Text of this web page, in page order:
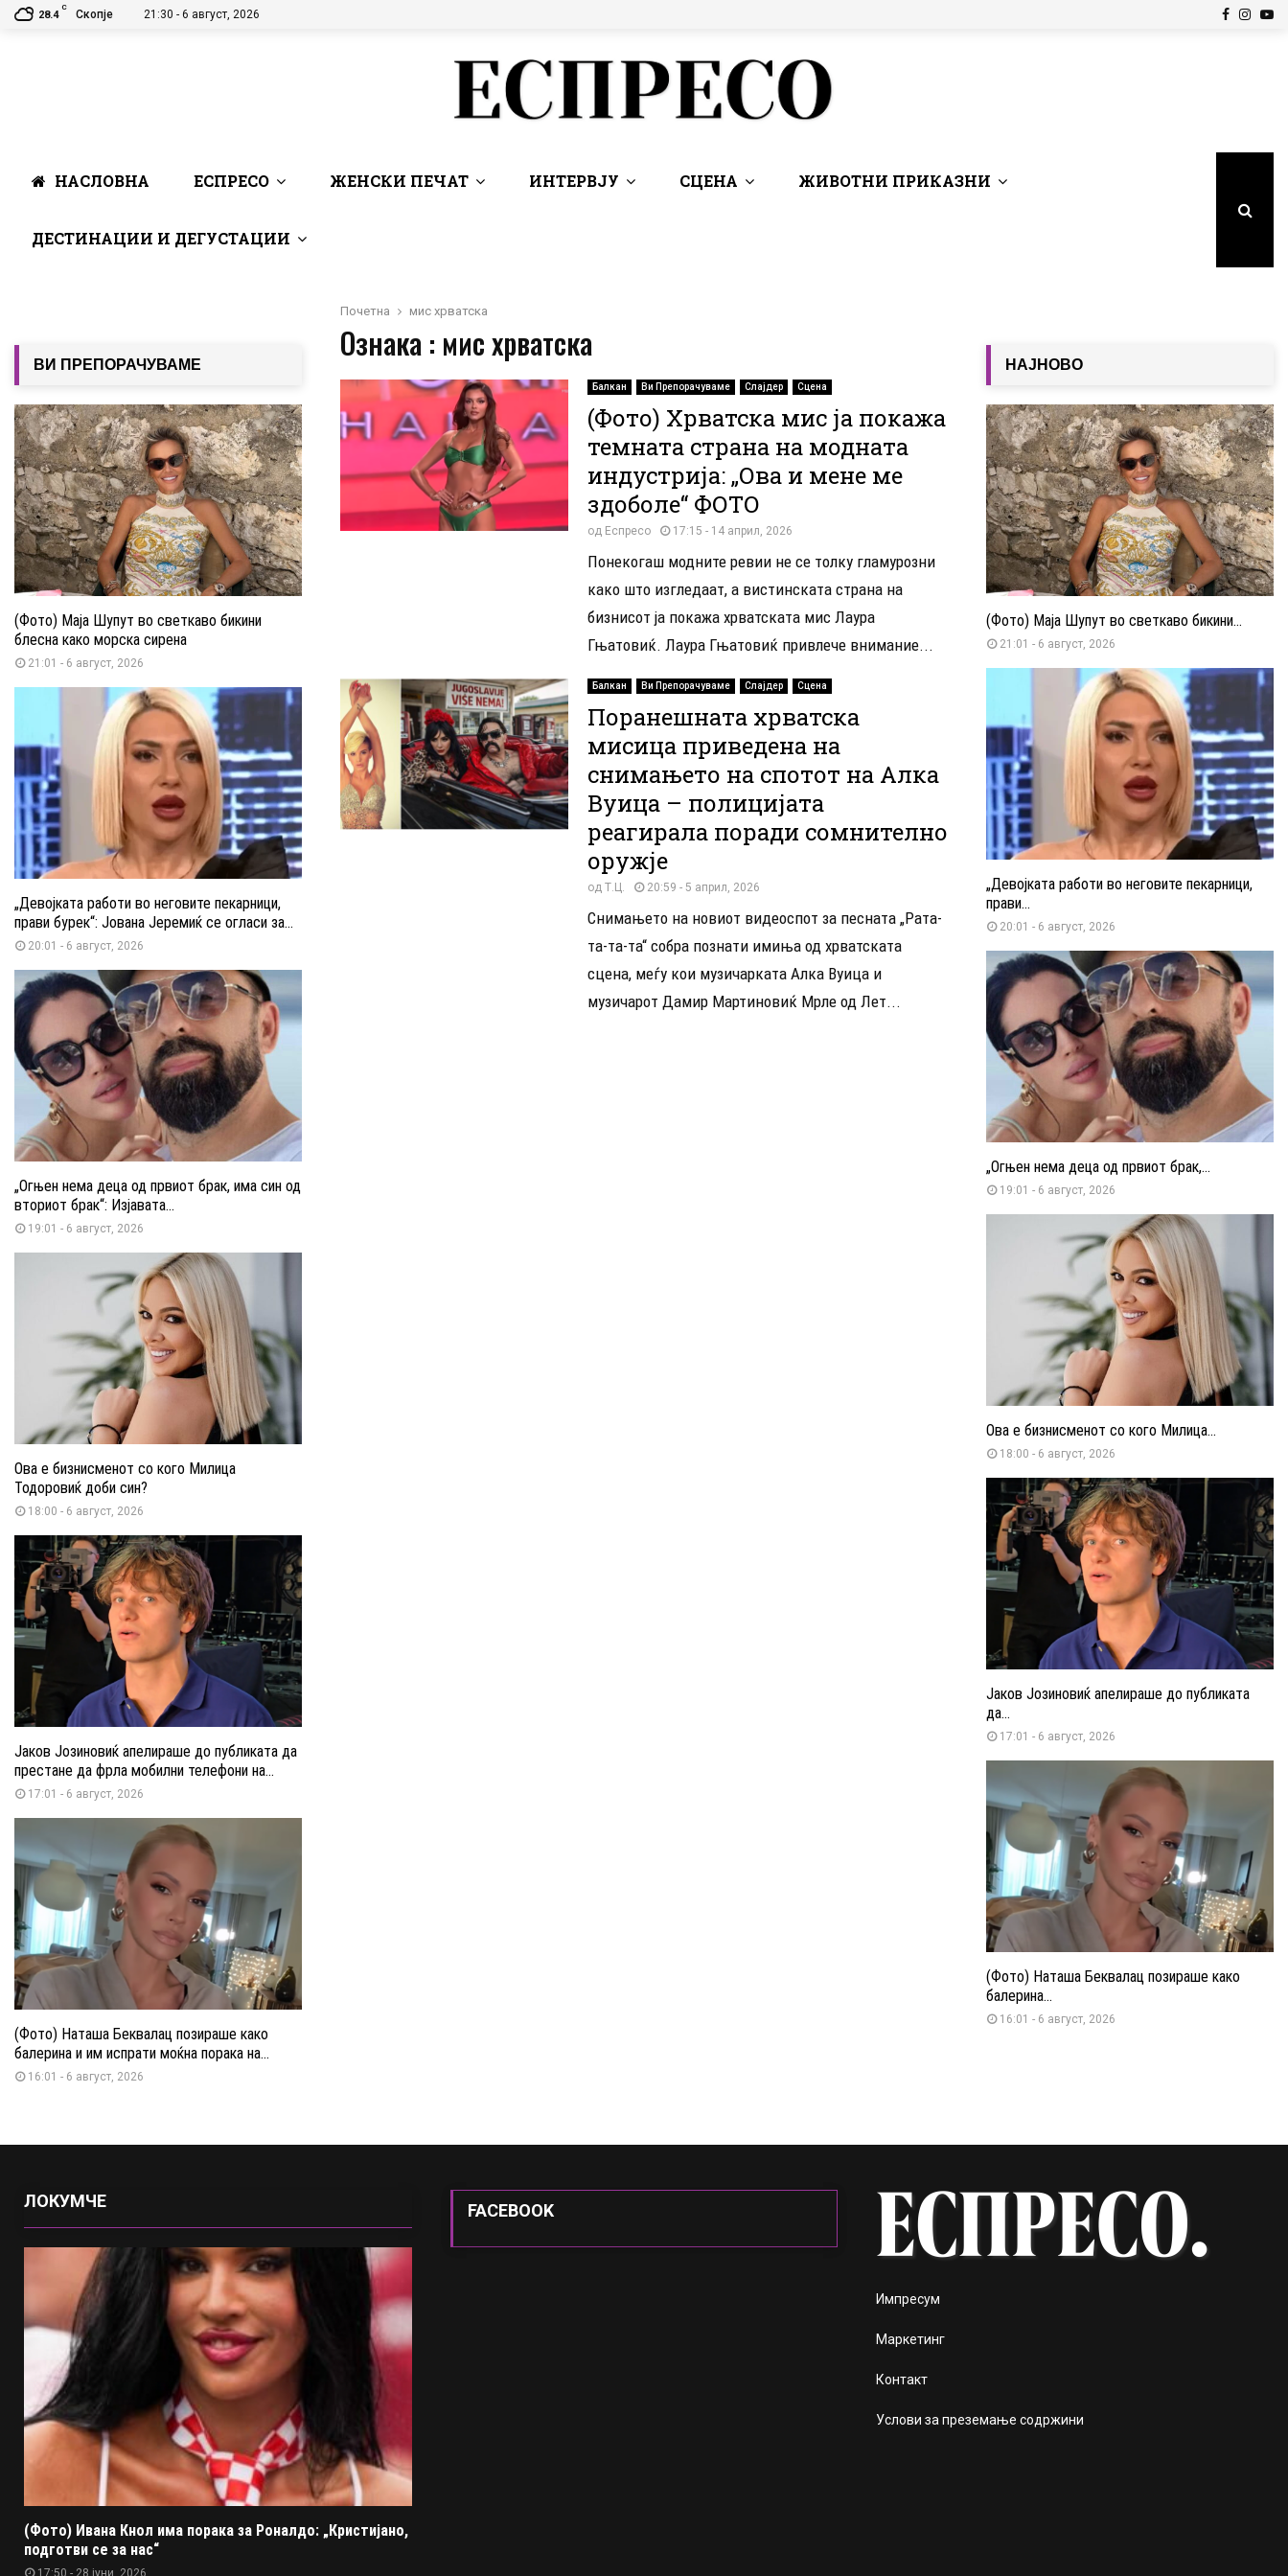
28.4
C
Скопје 21:30 - 6 август, 2026 Facebook
НАСЛОВНА ЕСПРЕСО ЖЕНСКИ ПЕЧАТ ИНТЕРВЈУ СЦЕНА ЖИВОТНИ ПРИКАЗНИ
ДЕСТИНАЦИИ И ДЕГУСТАЦИИ
Почетна мис хрватска
Ознака : мис хрватска
Балкан Ви Препорачуваме Слајдер Сцена
(Фото) Хрватска мис ја покажа
темната страна на модната
индустрија: „Ова и мене ме
здоболе“ ФОТО
од Еспресо 17:15 - 14 април, 2026
Понекогаш модните ревии не се толку гламурозни
како што изгледаат, а вистинската страна на
бизнисот ја покажа хрватската мис Лаура
Гњатовиќ. Лаура Гњатовиќ привлече внимание...
Балкан Ви Препорачуваме Слајдер Сцена
Поранешната хрватска
мисица приведена на
снимањето на спотот на Алка
Вуица – полицијата
реагирала поради сомнително
оружје
од Т.Ц. 20:59 - 5 април, 2026
Снимањето на новиот видеоспот за песната „Рата-
та-та-та“ собра познати имиња од хрватската
сцена, меѓу кои музичарката Алка Вуица и
музичарот Дамир Мартиновиќ Мрле од Лет...
ВИ ПРЕПОРАЧУВАМЕ
(Фото) Маја Шупут во светкаво бикини
блесна како морска сирена
21:01 - 6 август, 2026
„Девојката работи во неговите пекарници,
прави бурек“: Јована Јеремиќ се огласи за...
20:01 - 6 август, 2026
„Огњен нема деца од првиот брак, има син од
вториот брак“: Изјавата...
19:01 - 6 август, 2026
Ова е бизнисменот со кого Милица
Тодоровиќ доби син?
18:00 - 6 август, 2026
Јаков Јозиновиќ апелираше до публиката да
престане да фрла мобилни телефони на...
17:01 - 6 август, 2026
(Фото) Наташа Беквалац позираше како
балерина и им испрати моќна порака на...
16:01 - 6 август, 2026
НАЈНОВО
(Фото) Маја Шупут во светкаво бикини...
21:01 - 6 август, 2026
„Девојката работи во неговите пекарници,
прави...
20:01 - 6 август, 2026
„Огњен нема деца од првиот брак,...
19:01 - 6 август, 2026
Ова е бизнисменот со кого Милица...
18:00 - 6 август, 2026
Јаков Јозиновиќ апелираше до публиката
да...
17:01 - 6 август, 2026
(Фото) Наташа Беквалац позираше како
балерина...
16:01 - 6 август, 2026
ЛОКУМЧЕ
(Фото) Ивана Кнол има порака за Роналдо: „Кристијано,
подготви се за нас“
17:50 - 28 јуни, 2026
FACEBOOK
Импресум
Маркетинг
Контакт
Услови за преземање содржини